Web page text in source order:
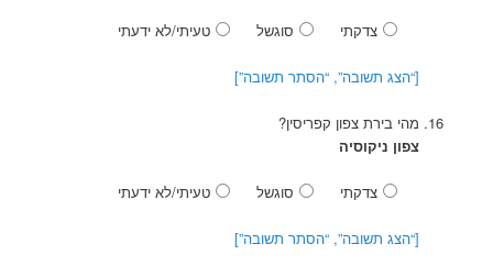
צדקתי סוגשל טעיתי/לא ידעתי
[“הצג תשובה”, “הסתר תשובה”]
מהי בירת צפון קפריסין?
צפון ניקוסיה
צדקתי סוגשל טעיתי/לא ידעתי
[“הצג תשובה”, “הסתר תשובה”]